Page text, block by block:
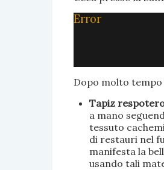
Error
Dopo molto
Tapiz
a mano
tessuto
di restauri nel
manifesta la
usando tali